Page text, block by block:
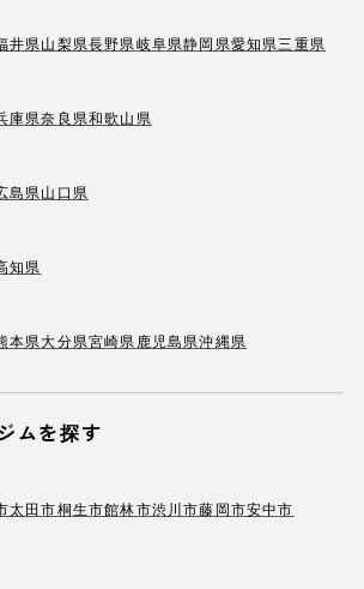
井県山梨県長野県岐阜県静岡県愛知県三重県
庫県奈良県和歌山県
島県山口県
知県
本県大分県宮崎県 鹿児島県沖縄県
ムを探す
太田市桐生市館林市渋川市藤岡市安中市